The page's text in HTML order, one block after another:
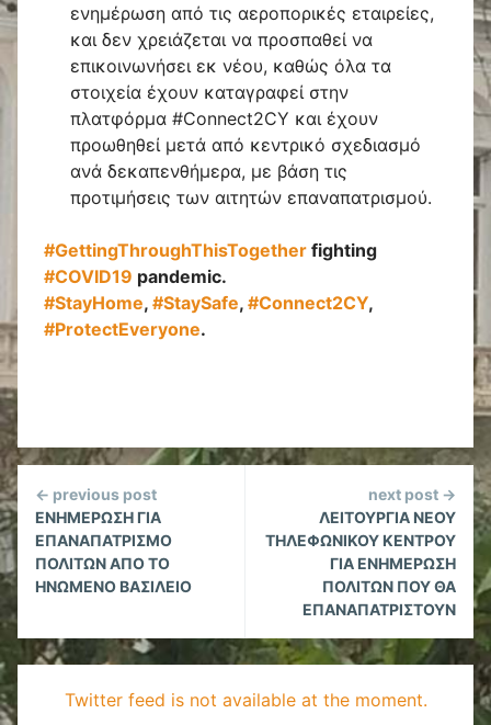
ενημέρωση από τις αεροπορικές εταιρείες,
και δεν χρειάζεται να προσπαθεί να
επικοινωνήσει εκ νέου, καθώς όλα τα
στοιχεία έχουν καταγραφεί στην
πλατφόρμα #Connect2CY και έχουν
προωθηθεί μετά από κεντρικό σχεδιασμό
ανά δεκαπενθήμερα, με βάση τις
προτιμήσεις των αιτητών επαναπατρισμού.
#GettingThroughThisTogether fighting
#COVID19 pandemic.
#StayHome, #StaySafe, #Connect2CY,
#ProtectEveryone.
Continue
Reading
← previous post
ΕΝΗΜΕΡΩΣΗ ΓΙΑ
ΕΠΑΝΑΠΑΤΡΙΣΜΟ
ΠΟΛΙΤΩΝ ΑΠΟ ΤΟ
ΗΝΩΜΕΝΟ ΒΑΣΙΛΕΙΟ
next post →
ΛΕΙΤΟΥΡΓΙΑ ΝΕΟΥ
ΤΗΛΕΦΩΝΙΚΟΥ ΚΕΝΤΡΟΥ
ΓΙΑ ΕΝΗΜΕΡΩΣΗ
ΠΟΛΙΤΩΝ ΠΟΥ ΘΑ
ΕΠΑΝΑΠΑΤΡΙΣΤΟΥΝ
Twitter feed is not available at the moment.